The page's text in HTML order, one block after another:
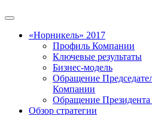
«Норникель» 2017
Профиль Компании
Ключевые результаты
Бизнес-модель
Обращение
Компании
Обращение
Обзор стратегии